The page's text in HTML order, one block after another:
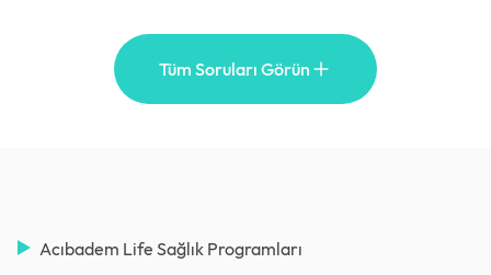
Tüm Soruları Görün
Acıbadem Life Sağlık Programları